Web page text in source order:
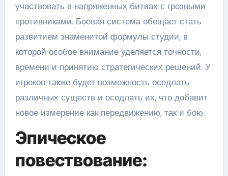
участвовать в напряженных битвах с грозными
противниками. Боевая система обещает стать
развитием знаменитой формулы студии, в
которой особое внимание уделяется точности,
времени и принятию стратегических решений. У
игроков также будет возможность оседлать
различных существ и оседлать их, что добавит
новое измерение как передвижению, так и бою.
Эпическое
повествование: